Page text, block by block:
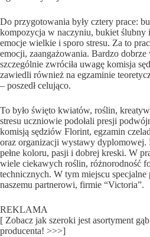
Do przygotowania były cztery prace:
kompozycja w naczyniu, bukiet ślubny
emocje wielkie i sporo stresu. Za to
emocji, zaangażowania. Bardzo
szczególnie zwróciła uwagę komisja
zawiedli również na egzaminie
– poszedł celująco.
To było święto kwiatów, roślin,
stresu uczniowie podołali presji
komisją sędziów Florint, egzamin
oraz organizacji wystawy dyplomowej.
pełne koloru, pasji i dobrej kreski. W
wiele ciekawych roślin, różnorodność
technicznych. W tym miejscu specjalne
naszemu partnerowi, firmie “Victoria”.
REKLAMA
[ Zobacz jak szeroki jest asortyment
producenta! >>>]